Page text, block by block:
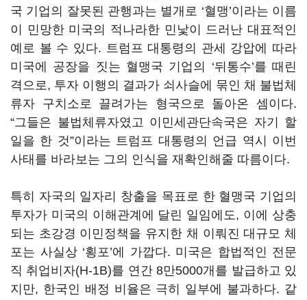
국 기업의 잘못된 관행과는 별개로 ‘혈맹’이라는 이름
이 민망한미국의 적나라한 민낯이 드러난 대표적인
예로 볼 수 있다. 트럼프 대통령의 관세 강압에 따라
미국에 공장을 짓는 혈맹국 기업의 ‘뒤통수’를 때린
격으로, 투자 이행의 결과가 쇠사슬에 묶인 채 불법체
류자 구치소로 끌려가는 형국으로 돌아온 셈이다.
“그들은 불법체류자였고 이민세관단속국은 자기 할
일을 한 것”이라는 트럼프 대통령의 언급 역시 이번
사태를 바라보는 그의 인식을 재확인해줄 따름이다.
특히 자국의 일자리 창출을 목표로 한 혈맹국 기업의
투자가 미국의 이해관계에 달린 일임에도, 이에 상충
되는 초강경 이민정책을 유지한 채 이뤄진 대규모 체
포는 사실상 ‘횡포’에 가깝다. 미국은 합법적인 전문
직 취업비자(H-1B)를 연간8만5000개를 발급하고 있
지만, 한국인 배정 비율은 극히 일부에 불과하다. 같